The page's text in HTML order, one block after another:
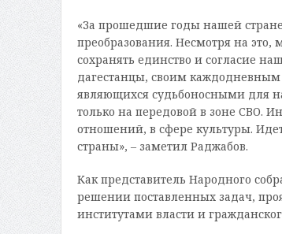
«За прошедшие годы нашей
преобразования. Несмотря на
сохранять единство и согласие
дагестанцы, своим
являющихся судьбоносными для
только на передовой в зоне СВО.
отношений, в сфере культуры.
страны», – заметил Раджабов.
Как представитель Народного
решении поставленных задач,
институтами власти и